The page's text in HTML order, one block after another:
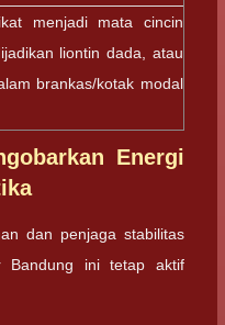
menjadi mata cincin
liontin dada, atau
brankas/kotak modal
Energi
dan penjaga stabilitas
Bandung ini tetap aktif